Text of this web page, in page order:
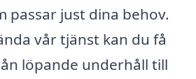
passar just dina behov.
vår tjänst kan du få
löpande underhåll till